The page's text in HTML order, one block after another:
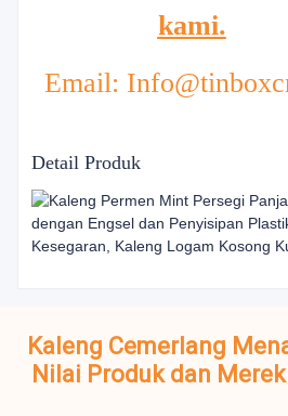
kami.
Email:
Detail Produk
Kaleng Cemerlang
Nilai Produk dan